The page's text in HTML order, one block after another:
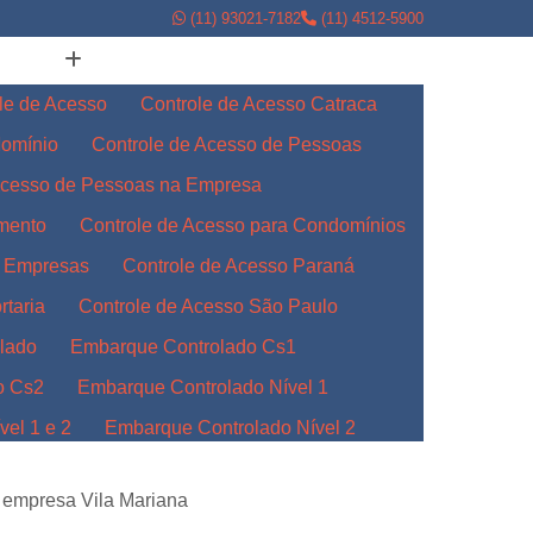
(11) 93021-7182 (11) 4512-5900
de Acesso
Controle de Acesso Catraca
Controle de Acesso de Pessoas
de Pessoas na Empresa
Controle de Acesso para Condomínios
Controle de Acesso Paraná
Controle de Acesso São Paulo
Embarque Controlado Cs1
Cs2
Embarque Controlado Nível 1
1 e 2
Embarque Controlado Nível 2
Indústrias
Embarque Controlado Paraná
Vila Mariana